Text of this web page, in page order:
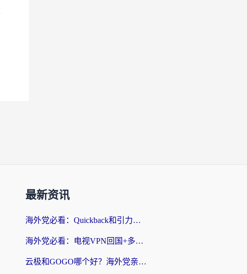
最新资讯
海外党必看：Quickback和引力好用吗？3分钟搞懂回国加速器怎么选
海外党必看：电视VPN回国+多设备无缝访问国内资源的实用指南
云极和GOGO哪个好？海外党亲测回国加速器选择指南（附iOS免费&Windows VPN实用技巧）